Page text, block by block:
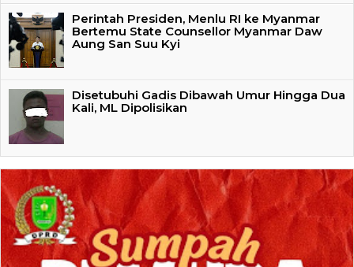
Perintah Presiden, Menlu RI ke Myanmar
Bertemu State Counsellor Myanmar Daw
Aung San Suu Kyi
Disetubuhi Gadis Dibawah Umur Hingga Dua
Kali, ML Dipolisikan